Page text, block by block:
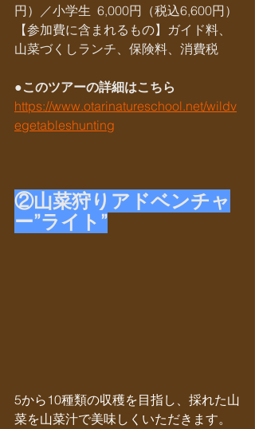
円）／小学生  6,000円（税込6,600円）
【参加費に含まれるもの】ガイド料、
山菜づくしランチ、保険料、消費税
●このツアーの詳細はこちら
https://www.otarinatureschool.net/wildv
egetableshunting
②山菜狩りアドベンチャ
ー”ライト”
5から10種類の収穫を目指し、採れた山
菜を山菜汁で美味しくいただきます。